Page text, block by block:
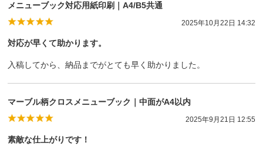
メニューブック対応用紙印刷｜A4/B5共通
2025年10月22日 14:32
対応が早くて助かります。
入稿してから、納品までがとても早く助かりました。
マーブル柄クロスメニューブック｜中面がA4以内
2025年9月21日 12:55
素敵な仕上がりです！